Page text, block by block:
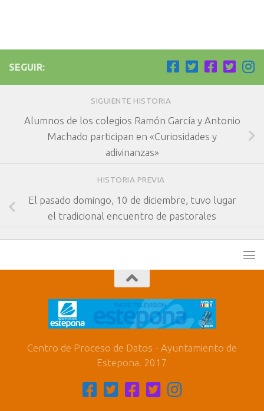
SEGUIR:
SIGUIENTE HISTORIA
Alumnos de los colegios Ramón García y Antonio
Machado participan en «Curiosidades y
adivinanzas»
HISTORIA PREVIA
El pasado domingo, 10 de diciembre, tuvo lugar
el tradicional encuentro de pastorales
Centro de Proceso de Datos - Ayuntamiento de
Estepona. 2017